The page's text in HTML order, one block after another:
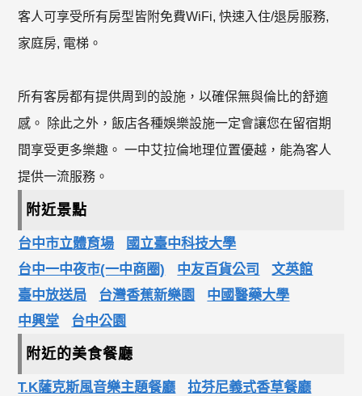
客人可享受所有房型皆附免費WiFi, 快速入住/退房服務,
家庭房, 電梯。
所有客房都有提供周到的設施，以確保無與倫比的舒適
感。 除此之外，飯店各種娛樂設施一定會讓您在留宿期
間享受更多樂趣。 一中艾拉倫地理位置優越，能為客人
提供一流服務。
附近景點
台中市立體育場
國立臺中科技大學
台中一中夜市(一中商圈)
中友百貨公司
文英館
臺中放送局
台灣香蕉新樂園
中國醫藥大學
中興堂
台中公園
附近的美食餐廳
T.K薩克斯風音樂主題餐廳
拉芬尼義式香草餐廳